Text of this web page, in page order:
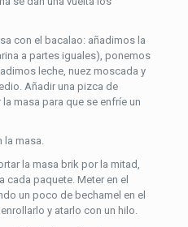
con el bacalao: añadimos la
a partes iguales), ponemos
leche, nuez moscada y
Añadir una pizca de
masa para que se enfríe un
masa.
la masa brik por la mitad,
cada paquete. Meter en el
un poco de bechamel en el
y atarlo con un hilo.